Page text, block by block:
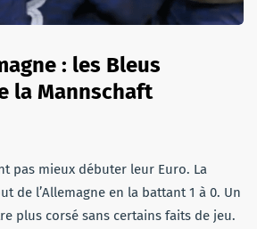
: les Bleus
la Mannschaft
pas mieux débuter leur Euro. La
de l’Allemagne en la battant 1 à 0. Un
plus corsé sans certains faits de jeu.